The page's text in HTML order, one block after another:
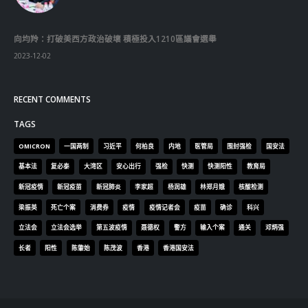
向均羚：打破美西方政治破壞 積極投入1210區議會選舉
2023-12-02
RECENT COMMENTS
TAGS
OMICRON 一国两制 习近平 何柏良 内地 医管局 围封强检 国安法
基本法 复必泰 大湾区 安心出行 强检 快测 快测阳性 教育局
新冠疫情 新冠疫苗 新冠肺炎 李家超 杨润雄 林郑月娥 核酸检测
梁振英 死亡个案 消费券 疫情 疫情记者会 疫苗 确诊 科兴
立法会 立法会选举 第五波疫情 聂德权 警方 输入个案 通关 邓炳强
长者 阳性 陈肇始 陈茂波 香港 香港国安法